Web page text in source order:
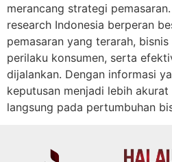
merancang strategi
research Indonesia berperan
pemasaran yang terarah,
perilaku konsumen, serta
dijalankan. Dengan informasi
keputusan menjadi lebih
langsung pada pertumbuhan